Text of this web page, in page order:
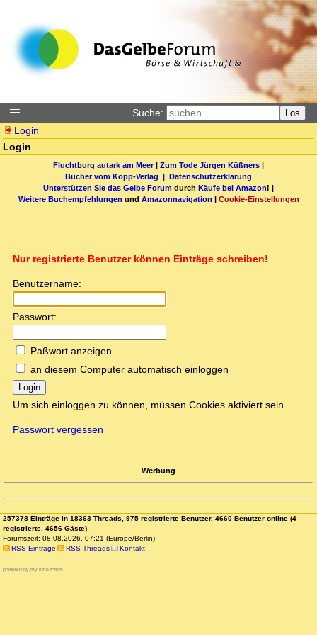
Suche: Los
Login
Login
Fluchtburg autark am Meer| Zum Tode Jürgen Küßners |
Bücher vom Kopp-Verlag | Datenschutzerklärung
Unterstützen Sie das Gelbe Forum durch Käufe bei Amazon! |
Weitere Buchempfehlungen und Amazonnavigation | Cookie-Einstellungen
Nur registrierte Benutzer können Einträge schreiben!
Benutzername:
Passwort:
Paßwort anzeigen
an diesem Computer automatisch einloggen
Login
Um sich einloggen zu können, müssen Cookies aktiviert sein.
Passwort vergessen
Werbung
257378 Einträge in 18363 Threads, 975 registrierte Benutzer, 4660 Benutzer online (4
registrierte, 4656 Gäste)
Forumszeit: 08.08.2026, 07:21 (Europe/Berlin)
RSS Einträge
RSS Threads Kontakt
powered by my little forum